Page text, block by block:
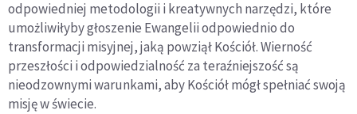
odpowiedniej metodologii i kreatywnych narzędzi, które
umożliwiłyby głoszenie Ewangelii odpowiednio do
transformacji misyjnej, jaką powziął Kościół. Wierność
przeszłości i odpowiedzialność za teraźniejszość są
nieodzownymi warunkami, aby Kościół mógł spełniać swoją
misję w świecie.